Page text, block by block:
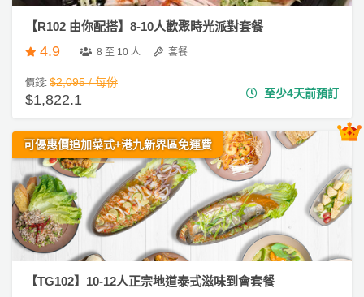
P
r
t
y
R
o
o
m
型
搞
P
a
活
動
攻
生
到
會
婚
禮
到
會
#
早
餐
【R102 由你配搭】8-10人歡聚時光派對套餐
4.9 8 至 10 人 套餐
價錢: $2,095 / 每份
$1,822.1 至少4天前預訂
可優惠價追加菜式+港九新界區免運費
【TG102】10-12人正宗地道泰式滋味到會套餐